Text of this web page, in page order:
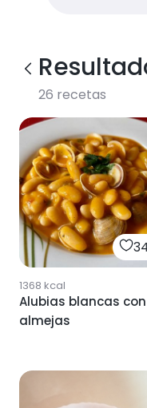
26 recetas
1368 kcal
Alubias blancas con
almejas